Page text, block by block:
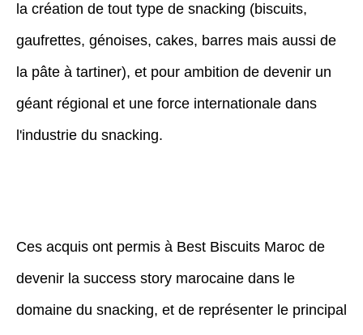
la création de tout type de snacking (biscuits,
gaufrettes, génoises, cakes, barres mais aussi de
la pâte à tartiner), et pour ambition de devenir un
géant régional et une force internationale dans
l'industrie du snacking.
Ces acquis ont permis à Best Biscuits Maroc de
devenir la success story marocaine dans le
domaine du snacking, et de représenter le principal